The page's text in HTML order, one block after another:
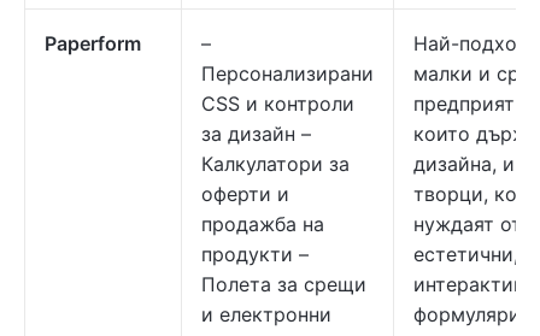
Paperform
–
Персонализирани
CSS и контроли
за дизайн –
Калкулатори за
оферти и
продажба на
продукти –
Полета за срещи
и електронни
Най-
малки и
които
дизайна, и
творци,
нуждаят от
естетични,
формуляри.